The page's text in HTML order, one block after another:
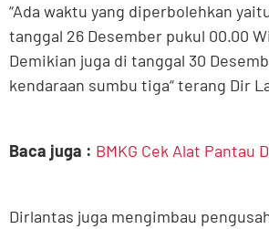
“Ada waktu yang diperbolehkan
tanggal 26 Desember pukul 00.00
Demikian juga di tanggal 30
kendaraan sumbu tiga“ terang Dir
Baca juga : BMKG Cek Alat Pantau
Dirlantas juga mengimbau